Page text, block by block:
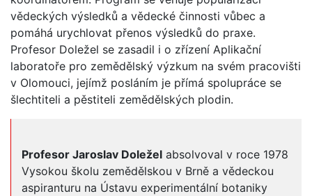
vědeckých výsledků a vědecké činnosti vůbec a
pomáhá urychlovat přenos výsledků do praxe.
Profesor Doležel se zasadil i o zřízení Aplikační
laboratoře pro zemědělský výzkum na svém pracovišti
v Olomouci, jejímž posláním je přímá spolupráce se
šlechtiteli a pěstiteli zemědělských plodin.
Profesor Jaroslav Doležel absolvoval v roce 1978
Vysokou školu zemědělskou v Brně a vědeckou
aspiranturu na Ústavu experimentální botaniky